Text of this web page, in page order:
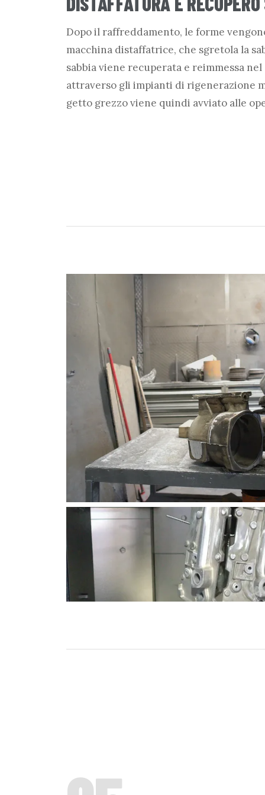
Dopo il raffreddamento, le forme
macchina distaffatrice, che sgretola la
sabbia viene recuperata e reimmessa
attraverso gli impianti di rigenerazione
getto grezzo viene quindi avviato alle